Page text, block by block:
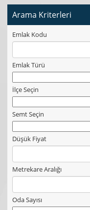
Arama Kriterleri
Emlak Kodu
Emlak Türü
İlçe Seçin
Semt Seçin
Düşük Fiyat
Metrekare Aralığı
Oda Sayısı